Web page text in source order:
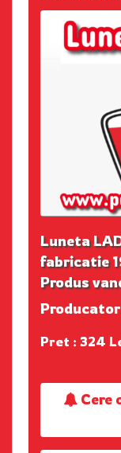
Luneta
fabricatie
Produs
Producator
Pret : 324
Cere